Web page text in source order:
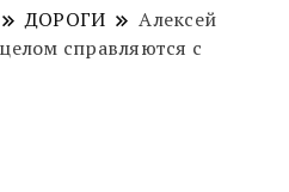
область
недвижимости
ДОРОГИ
Алексей
справляются с